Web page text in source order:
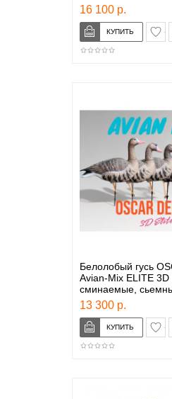
16 100 р.
Белолобый гусь
Avian-Mix ELITE
сминаемые,
13 300 р.